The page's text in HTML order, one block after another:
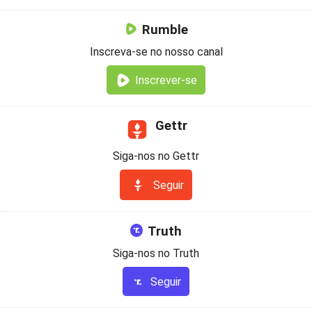
Rumble
Inscreva-se no nosso canal
Inscrever-se
Gettr
Siga-nos no Gettr
Seguir
Truth
Siga-nos no Truth
Seguir